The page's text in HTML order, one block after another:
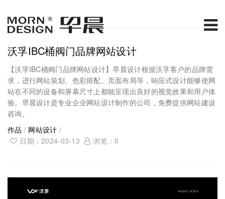
沃孚IBC桶阀门品牌网站设计
【沃孚IBC桶阀门品牌网站设计】早晨设计根据沃孚客户的品牌需
求，进行网站策划、色彩搭配、页面布局等，响应式设计能够使网
站在不同的设备和屏幕尺寸上都能呈现出良好的视觉效果和用户体
验。早晨设计是专业企业网站设计制作的公司，免费提供网站建设
咨询。
作品 / 网站设计 /
日期：2024-03-13
浏览：0